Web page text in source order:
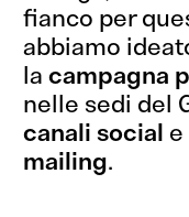
fianco per
abbiamo
lacampagna
nelle sedi del
canali social
mailing.